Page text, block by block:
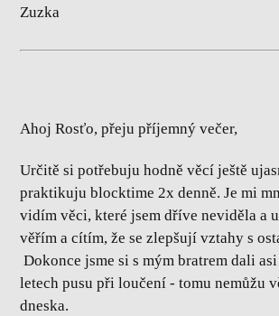
Zuzka
Ahoj Rosťo, přeju příjemný večer,
Určitě si potřebuju hodně věcí ještě
praktikuju blocktime 2x denně. Je mi
vidím věci, které jsem dříve neviděla a
věřím a cítím, že se zlepšují vztahy s
Dokonce jsme si s mým bratrem dali
letech pusu při loučení - tomu nemůžu
dneska.